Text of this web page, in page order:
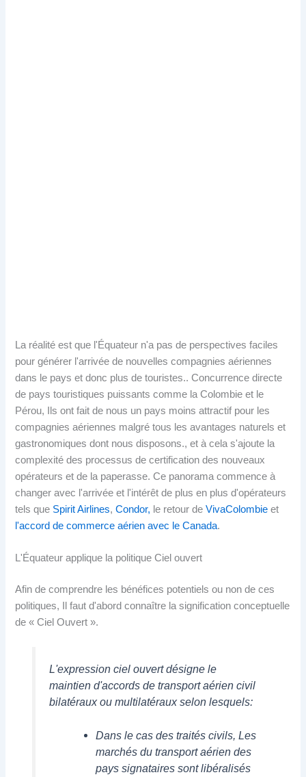
La réalité est que l'Équateur n'a pas de perspectives faciles
pour générer l'arrivée de nouvelles compagnies aériennes
dans le pays et donc plus de touristes.. Concurrence directe
de pays touristiques puissants comme la Colombie et le
Pérou, Ils ont fait de nous un pays moins attractif pour les
compagnies aériennes malgré tous les avantages naturels et
gastronomiques dont nous disposons., et à cela s'ajoute la
complexité des processus de certification des nouveaux
opérateurs et de la paperasse. Ce panorama commence à
changer avec l'arrivée et l'intérêt de plus en plus d'opérateurs
tels que Spirit Airlines,Condor, le retour deVivaColombie et
l'accord de commerce aérien avec le Canada.
L'Équateur applique la politique Ciel ouvert
Afin de comprendre les bénéfices potentiels ou non de ces
politiques, Il faut d'abord connaître la signification conceptuelle
de « Ciel Ouvert ».
L'expression ciel ouvert désigne le
maintien d'accords de transport aérien civil
bilatéraux ou multilatéraux selon lesquels:
Dans le cas des traités civils, Les
marchés du transport aérien des
pays signataires sont libéralisés